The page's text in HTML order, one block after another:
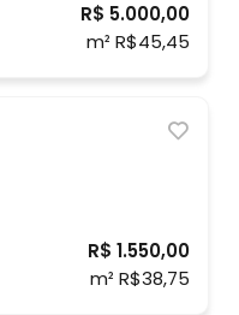
R$ 5.000,00
m² R$45,45
R$ 1.550,00
m² R$38,75